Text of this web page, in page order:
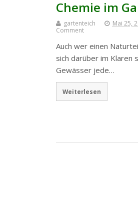
Chemie im
gartenteich Mai 25,
Comment
Auch wer einen
sich darüber im Klaren
Gewässer jede…
Weiterlesen